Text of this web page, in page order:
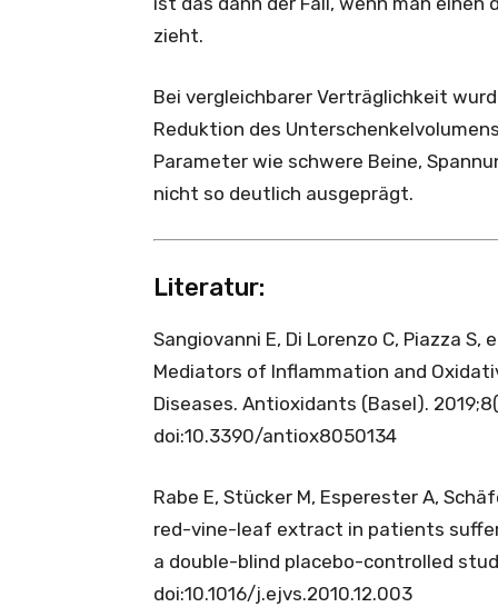
zieht.
Bei vergleichbarer Verträglichkeit
Reduktion des
Parameter wie schwere Beine,
nicht so deutlich ausgeprägt.
Literatur:
Sangiovanni E, Di Lorenzo C, Piazza
Mediators of Inflammation and
Diseases. Antioxidants (Basel).
doi:10.3390/antiox8050134
Rabe E, Stücker M, Esperester A,
red-vine-leaf extract in patients
a double-blind placebo-controlled
doi:10.1016/j.ejvs.2010.12.003